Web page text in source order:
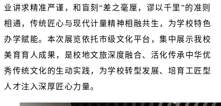
业讲求精准严谨，和盲刻“差之毫厘，谬以千里”的准则
相通，传统匠心与现代计量精神相融共生，为学校特色
办学赋能。本次展览依托市级文化平台，集中展示我校
美育育人成果，是校地文旅深度融合、活化传承中华优
秀传统文化的生动实践，为学校转型发展、培育工匠型
人才注入深厚匠心力量。